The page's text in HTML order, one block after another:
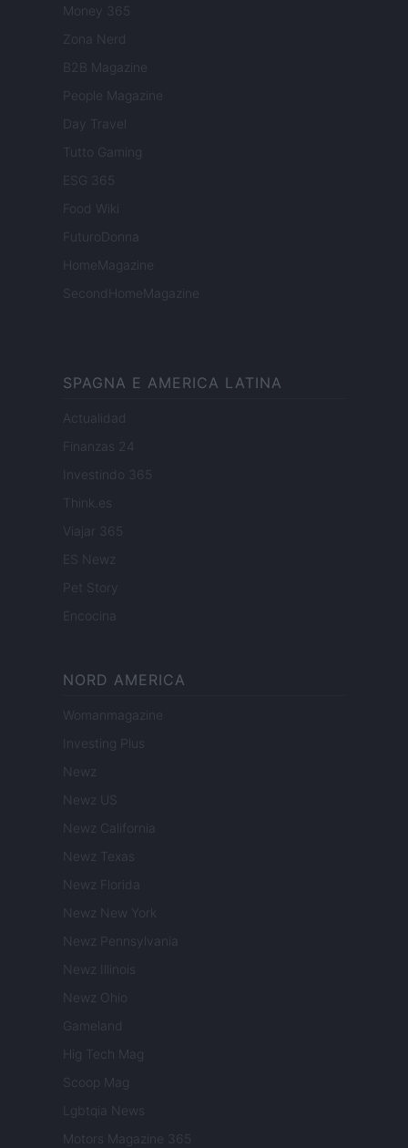
Money 365
Zona Nerd
B2B Magazine
People Magazine
Day Travel
Tutto Gaming
ESG 365
Food Wiki
FuturoDonna
HomeMagazine
SecondHomeMagazine
SPAGNA E AMERICA LATINA
Actualidad
Finanzas 24
Investindo 365
Think.es
Viajar 365
ES Newz
Pet Story
Encocina
NORD AMERICA
Womanmagazine
Investing Plus
Newz
Newz US
Newz California
Newz Texas
Newz Florida
Newz New York
Newz Pennsylvania
Newz Illinois
Newz Ohio
Gameland
Hig Tech Mag
Scoop Mag
Lgbtqia News
Motors Magazine 365